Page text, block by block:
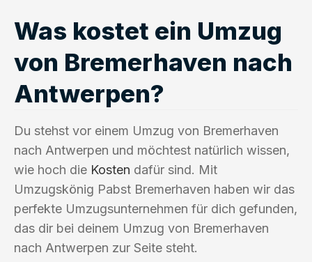
Was kostet ein Umzug
von Bremerhaven nach
Antwerpen?
Du stehst vor einem Umzug von Bremerhaven
nach Antwerpen und möchtest natürlich wissen,
wie hoch die Kosten dafür sind. Mit
Umzugskönig Pabst Bremerhaven haben wir das
perfekte Umzugsunternehmen für dich gefunden,
das dir bei deinem Umzug von Bremerhaven
nach Antwerpen zur Seite steht.